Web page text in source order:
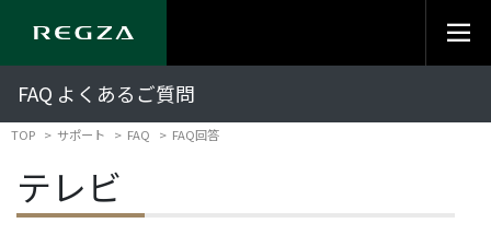
FAQ よくあるご質問
TOP サポート FAQ FAQ回答
テレビ